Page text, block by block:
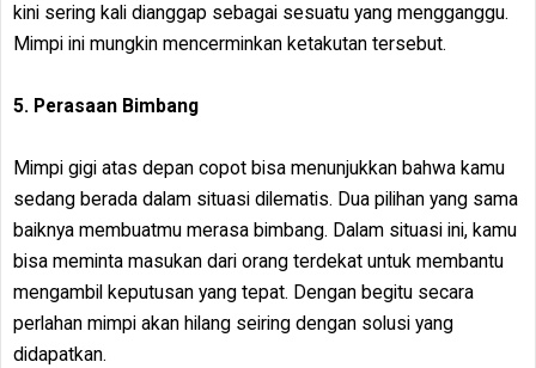
kini sering kali dianggap sebagai sesuatu yang mengganggu.
Mimpi ini mungkin mencerminkan ketakutan tersebut.
5. Perasaan Bimbang
Mimpi gigi atas depan copot bisa menunjukkan bahwa kamu
sedang berada dalam situasi dilematis. Dua pilihan yang sama
baiknya membuatmu merasa bimbang. Dalam situasi ini, kamu
bisa meminta masukan dari orang terdekat untuk membantu
mengambil keputusan yang tepat. Dengan begitu secara
perlahan mimpi akan hilang seiring dengan solusi yang
didapatkan.